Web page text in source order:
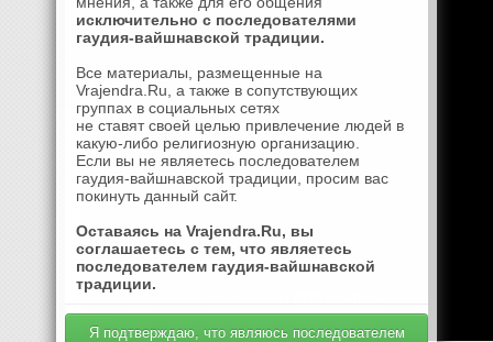
исключительно с последователями
гаудия-вайшнавской традиции.
Все материалы, размещенные на
Vrajendra.Ru, а также в сопутствующих
группах в социальных сетях
не ставят своей целью привлечение людей в
какую-либо религиозную организацию.
Если вы не являетесь последователем
гаудия-вайшнавской традиции, просим вас
покинуть данный сайт.
Оставаясь на Vrajendra.Ru, вы
соглашаетесь с тем, что являетесь
последователем гаудия-вайшнавской
традиции.
Я подтверждаю, что являюсь последователем